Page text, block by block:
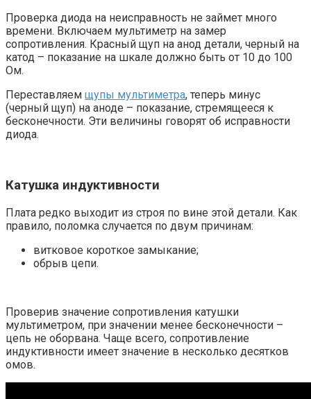
Проверка диода на неисправность не займет много
времени. Включаем мультиметр на замер
сопротивления. Красный щуп на анод детали, черный на
катод – показание на шкале должно быть от 10 до 100
Ом.
Переставляем щупы мультиметра, теперь минус
(черный щуп) на аноде – показание, стремящееся к
бесконечности. Эти величины говорят об исправности
диода.
Катушка индуктивности
Плата редко выходит из строя по вине этой детали. Как
правило, поломка случается по двум причинам:
витковое короткое замыкание;
обрыв цепи.
Проверив значение сопротивления катушки
мультиметром, при значении менее бесконечности –
цепь не оборвана. Чаще всего, сопротивление
индуктивности имеет значение в несколько десятков
омов.